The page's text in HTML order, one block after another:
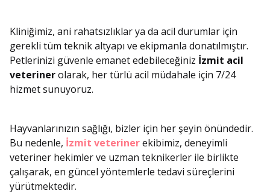
Kliniğimiz, ani rahatsızlıklar ya da acil durumlar için
gerekli tüm teknik altyapı ve ekipmanla donatılmıştır.
Petlerinizi güvenle emanet edebileceğiniz İzmit acil
veterinerolarak, her türlü acil müdahale için 7/24
hizmet sunuyoruz.
Hayvanlarınızın sağlığı, bizler için her şeyin önündedir.
Bu nedenle, İzmit veterinerekibimiz, deneyimli
veteriner hekimler ve uzman teknikerler ile birlikte
çalışarak, en güncel yöntemlerle tedavi süreçlerini
yürütmektedir.